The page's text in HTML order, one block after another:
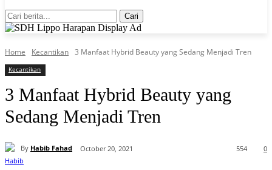
Cari
Home Kecantikan 3 Manfaat Hybrid Beauty yang Sedang Menjadi Tren
Kecantikan
3 Manfaat Hybrid Beauty yang
Sedang Menjadi Tren
By Habib Fahad October 20, 2021 0
554